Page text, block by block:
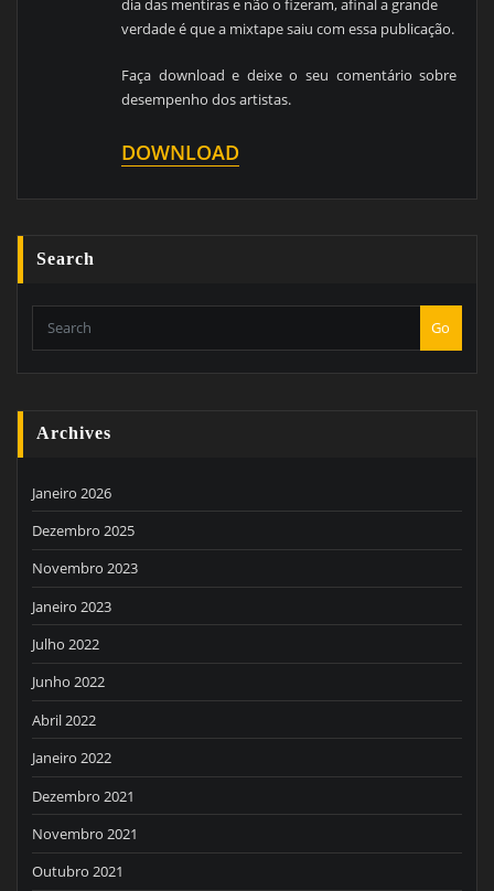
verdade é que a mixtape saiu com essa publicação.
Faça download e deixe o seu comentário sobre
desempenho dos artistas.
DOWNLOAD
Search
Go
Archives
Janeiro 2026
Dezembro 2025
Novembro 2023
Janeiro 2023
Julho 2022
Junho 2022
Abril 2022
Janeiro 2022
Dezembro 2021
Novembro 2021
Outubro 2021